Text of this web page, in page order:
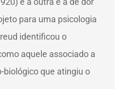
para uma psicologia
identificou o
aquele associado a
biológico que atingiu o